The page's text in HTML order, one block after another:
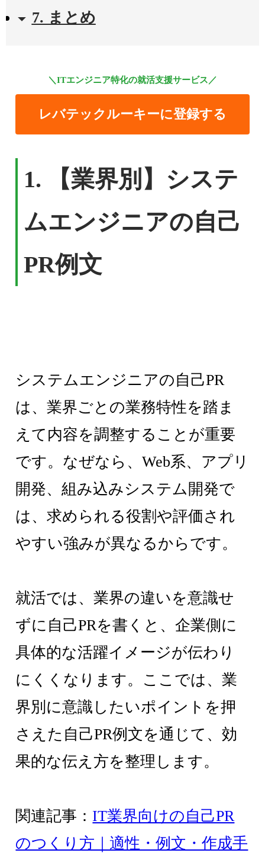
7. まとめ
＼ITエンジニア特化の就活支援サービス／
レバテックルーキーに登録する
1.
【業界別】システ
ムエンジニアの自己
PR例文
システムエンジニアの自己PR
は、業界ごとの業務特性を踏ま
えて内容を調整することが重要
です。なぜなら、Web系、アプリ
開発、組み込みシステム開発で
は、求められる役割や評価され
やすい強みが異なるからです。
就活では、業界の違いを意識せ
ずに自己PRを書くと、企業側に
具体的な活躍イメージが伝わり
にくくなります。ここでは、業
界別に意識したいポイントを押
さえた自己PR例文を通じて、効
果的な伝え方を整理します。
関連記事： IT業界向けの自己PR
のつくり方｜適性・例文・作成手